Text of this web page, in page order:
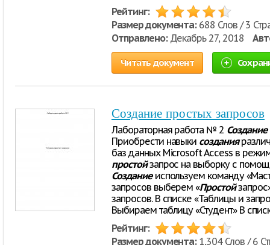
Рейтинг:
Размер документа:688 Слов / 3
Отправлено:Декабрь 27, 2018
Читать документ
Создание простых запросов
Лабораторная работа № 2 Создание
Приобрести навыки создания
баз данных Microsoft Access в
простойзапрос на выборку с
Созданиеиспользуем команду
запросов выберем «Простой
запросов. В списке «Таблицы и
Выбираем таблицу «Студент» В
Рейтинг:
Размер документа:1,304 Слов / 6